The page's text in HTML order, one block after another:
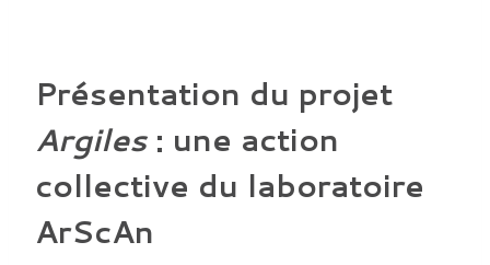
Présentation du projet
Argiles: une action
collective du laboratoire
ArScAn